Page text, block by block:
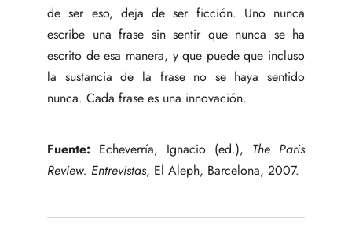
de ser eso, deja de ser ficción. Uno nunca
escribe una frase sin sentir que nunca se ha
escrito de esa manera, y que puede que incluso
la sustancia de la frase no se haya sentido
nunca. Cada frase es una innovación.
Fuente: Echeverría, Ignacio (ed.), The Paris
Review. Entrevistas, El Aleph, Barcelona, 2007.